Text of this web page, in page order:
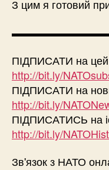
З цим я готовий
ПІДПИСАТИ на цей
http://bit.ly/
ПІДПИСАТИ на
http://bit.ly/
ПІДПИСАТИСЬ на
http://bit.ly/
Зв'язок з НАТО